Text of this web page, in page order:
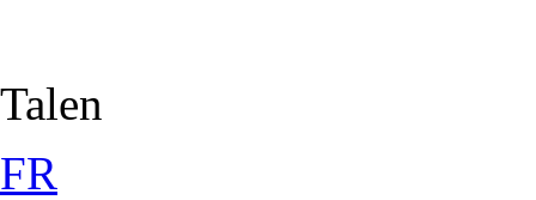
Talen
FR